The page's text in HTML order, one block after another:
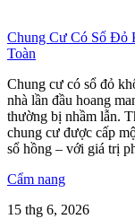
Chung Cư Có Sổ Đỏ
Toàn
Chung cư có sổ đỏ
nhà lần đầu hoang
thường bị nhầm lẫn.
chung cư được cấp
sổ hồng – với giá trị
Cẩm nang
15 thg 6, 2026